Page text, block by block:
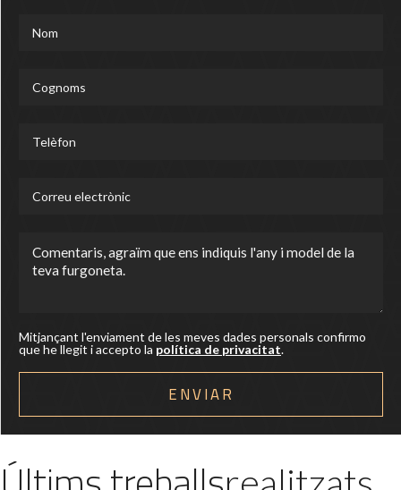
Mitjançant l'enviament de les meves dades personals confirmo
que he llegit i accepto la política de privacitat.